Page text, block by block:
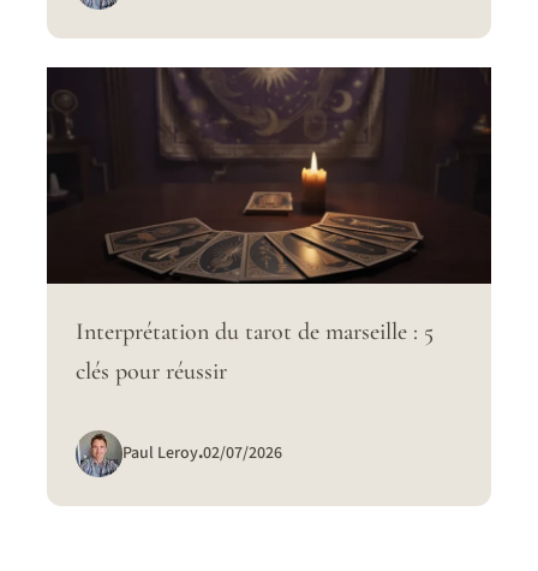
Interprétation du tarot de marseille : 5
clés pour réussir
Paul Leroy.02/07/2026